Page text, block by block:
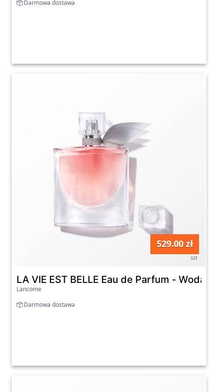
Darmowa dostawa
529.00 zł
szt
LA VIE EST BELLE Eau de Parfum - Woda
Lancome
Darmowa dostawa